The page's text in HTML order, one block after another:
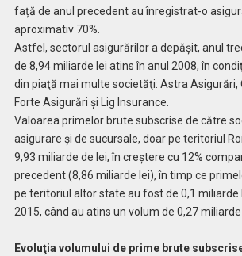
față de anul precedent au înregistrat-o
aproximativ 70%.
Astfel, sectorul asigurărilor a depăşit, anul
de 8,94 miliarde lei atins în anul 2008, în
din piaţă mai multe societăţi: Astra Asigurări,
Forte Asigurări şi Lig Insurance.
Valoarea primelor brute subscrise de către
asigurare și de sucursale, doar pe teritoriul
9,93 miliarde de lei, în creştere cu 12%
precedent (8,86 miliarde lei), în timp ce
pe teritoriul altor state au fost de 0,1 miliarde
2015, când au atins un volum de 0,27 miliarde
Evoluţia volumului de prime brute